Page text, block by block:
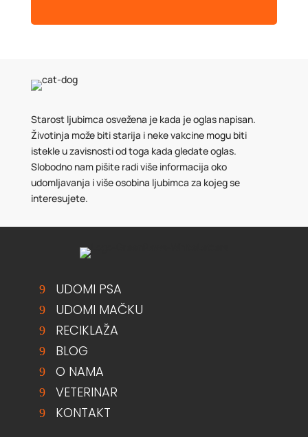
Starost ljubimca osvežena je kada je oglas napisan.
Životinja može biti starija i neke vakcine mogu biti
istekle u zavisnosti od toga kada gledate oglas.
Slobodno nam pišite radi više informacija oko
udomljavanja i više osobina ljubimca za kojeg se
interesujete.
UDOMI PSA
UDOMI MAČKU
RECIKLAŽA
BLOG
O NAMA
VETERINAR
KONTAKT